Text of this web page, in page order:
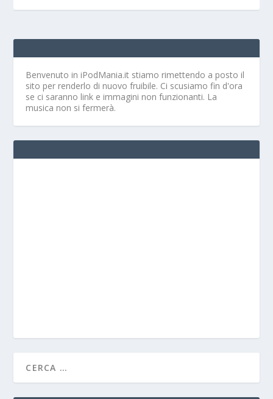
Benvenuto in iPodMania.it stiamo rimettendo a posto il
sito per renderlo di nuovo fruibile. Ci scusiamo fin d'ora
se ci saranno link e immagini non funzionanti. La
musica non si fermerà.